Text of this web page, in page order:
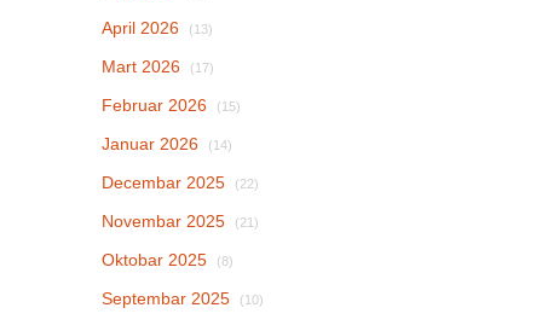
April 2026 (13)
Mart 2026 (17)
Februar 2026 (15)
Januar 2026 (14)
Decembar 2025 (22)
Novembar 2025 (21)
Oktobar 2025 (8)
Septembar 2025 (10)